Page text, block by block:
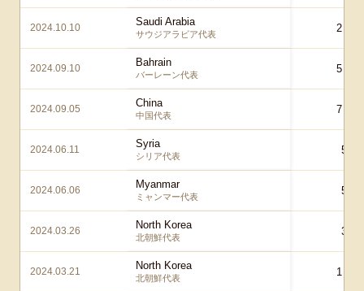
2024.10.10 Saudi Arabia
サウジアラビア代表 2 – 0
2024.09.10 Bahrain
バーレーン代表 5 – 0
2024.09.05 China
中国代表 7 – 0
2024.06.11 Syria
シリア代表 5 – 0
2024.06.06 Myanmar
ミャンマー代表 5 – 0
2024.03.26 North Korea
北朝鮮代表 3 – 0
2024.03.21 North Korea
北朝鮮代表 1 – 0